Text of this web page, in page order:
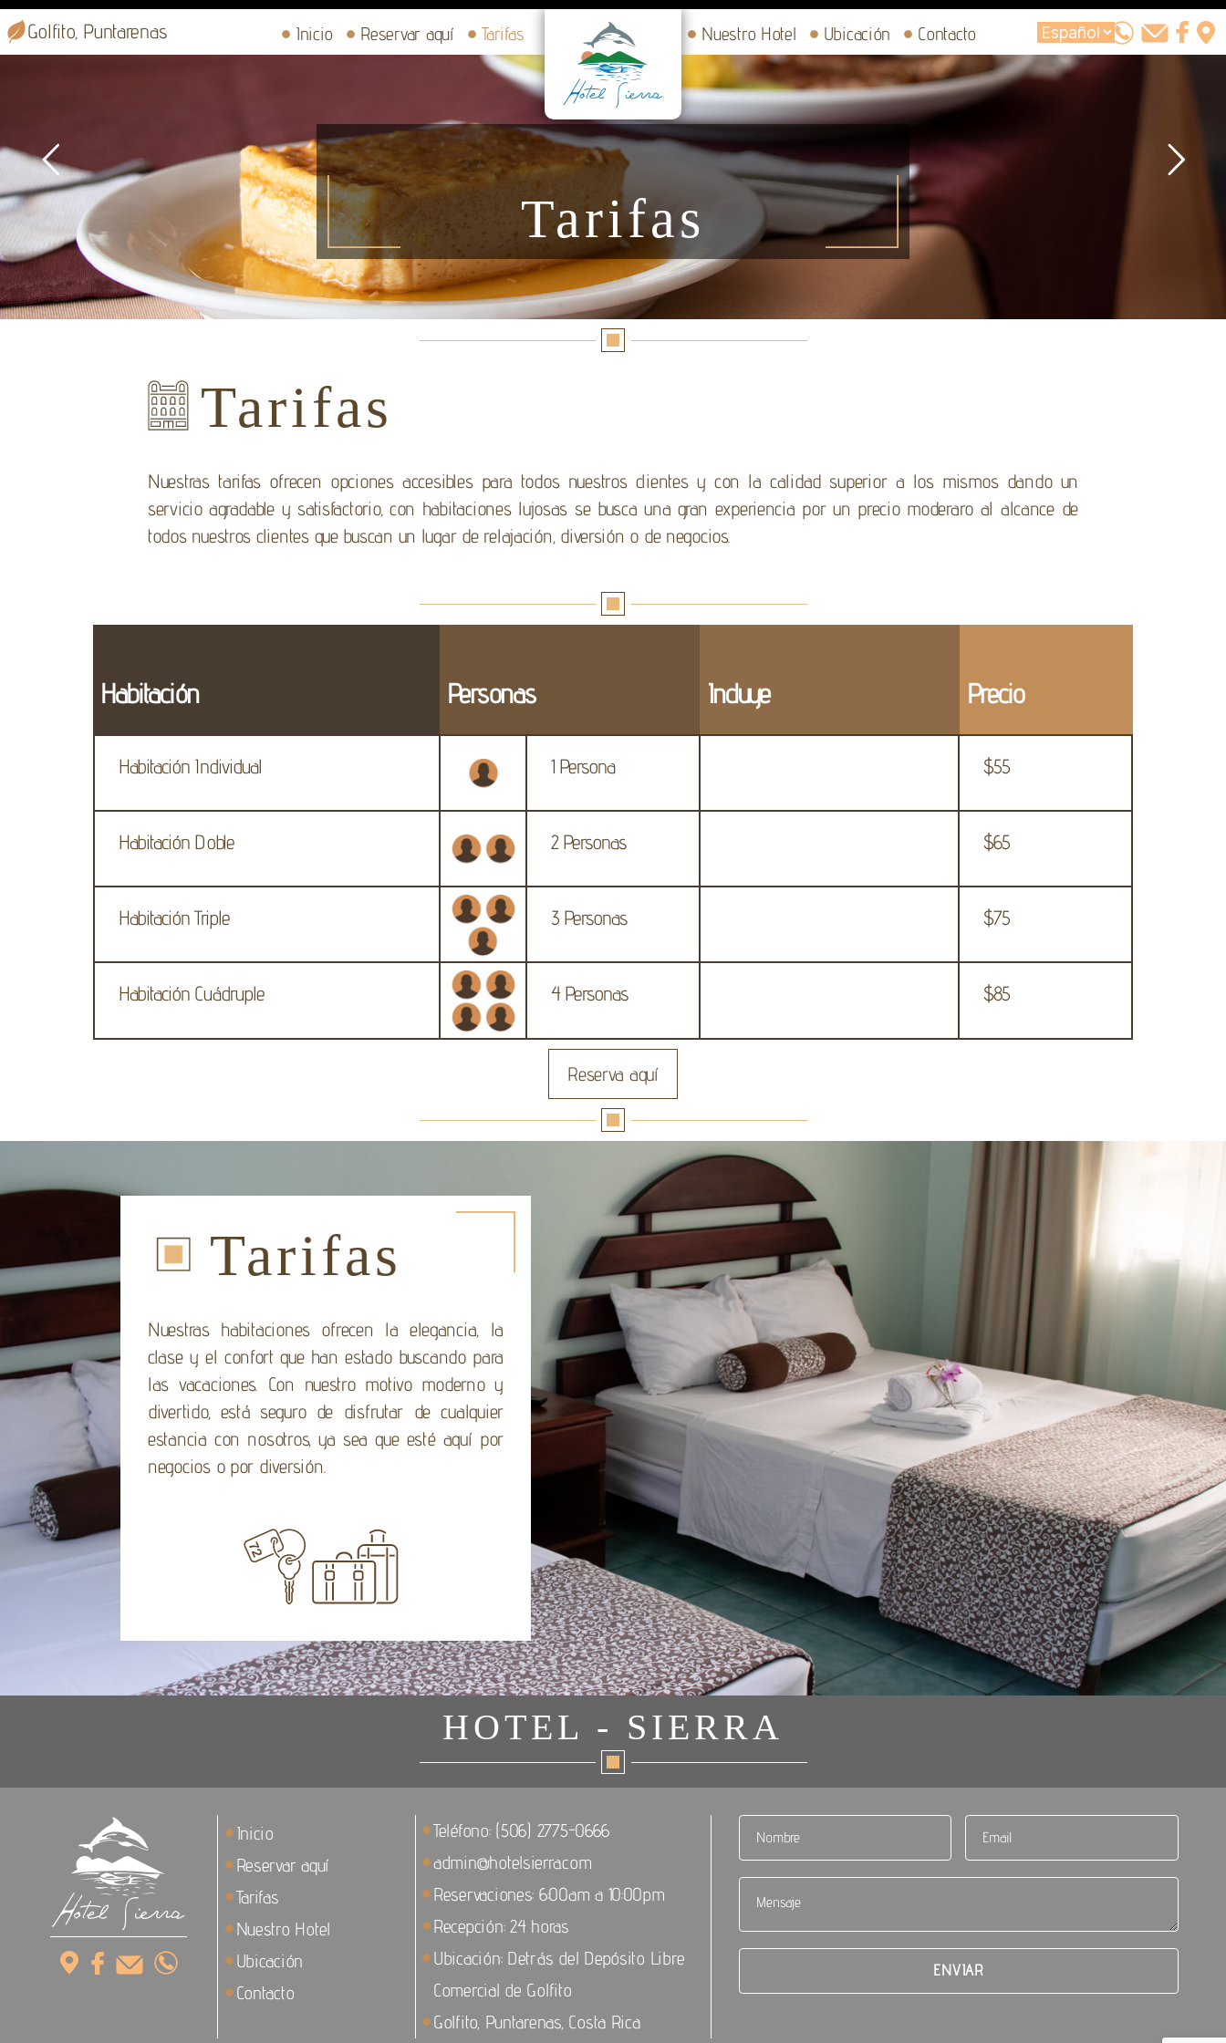
Golfito, Puntarenas Inicio Reservar aquí Tarifas Nuestro Hotel Ubicación Contacto
Tarifas
Tarifas
Nuestras tarifas ofrecen opciones accesibles para todos nuestros clientes y con la calidad superior a los mismos dando un
servicio agradable y satisfactorio, con habitaciones lujosas se busca una gran experiencia por un precio moderaro al alcance de
todos nuestros clientes que buscan un lugar de relajación, diversión o de negocios.
Habitación Personas Incluye Precio
Habitación Individual 1 Persona $55
Habitación Doble 2 Personas $65
Habitación Triple 3 Personas $75
Habitación Cuádruple 4 Personas $85
Reserva aquí
Tarifas
Nuestras habitaciones ofrecen la elegancia, la
clase y el confort que han estado buscando para
las vacaciones. Con nuestro motivo moderno y
divertido, está seguro de disfrutar de cualquier
estancia con nosotros, ya sea que esté aquí por
negocios o por diversión.
HOTEL - SIERRA
Inicio
Reservar aquí
Tarifas
Nuestro Hotel
Ubicación
Contacto
Teléfono: (506) 2775-0666
admin@hotelsierra.com
Reservaciones: 6:00am a 10:00pm
Recepción: 24 horas
Ubicación: Detrás del Depósito Libre
Comercial de Golfito
Golfito, Puntarenas, Costa Rica